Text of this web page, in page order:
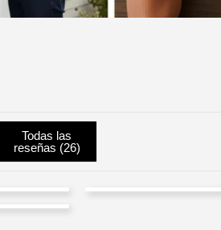
Todas las
reseñas (26)